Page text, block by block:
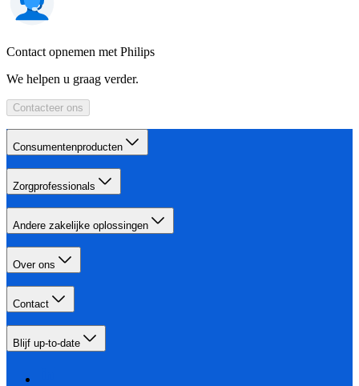
Contact opnemen met Philips
We helpen u graag verder.
Contacteer ons
Consumentenproducten
Zorgprofessionals
Andere zakelijke oplossingen
Over ons
Contact
Blijf up-to-date